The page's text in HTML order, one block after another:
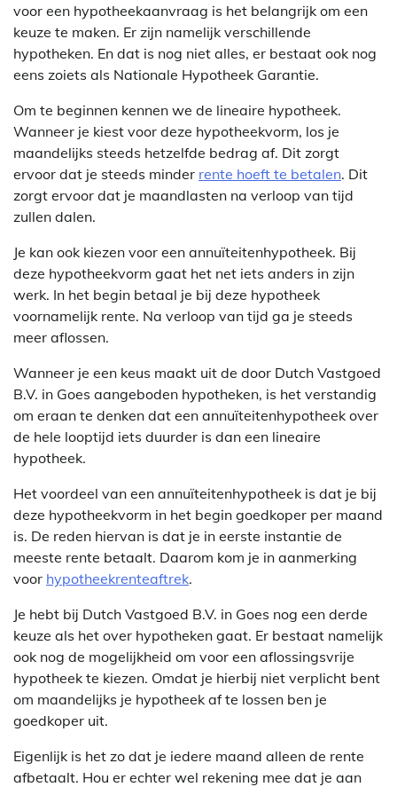
voor een hypotheekaanvraag is het belangrijk om een
keuze te maken. Er zijn namelijk verschillende
hypotheken. En dat is nog niet alles, er bestaat ook nog
eens zoiets als Nationale Hypotheek Garantie.
Om te beginnen kennen we de lineaire hypotheek.
Wanneer je kiest voor deze hypotheekvorm, los je
maandelijks steeds hetzelfde bedrag af. Dit zorgt
ervoor dat je steeds minder rente hoeft te betalen. Dit
zorgt ervoor dat je maandlasten na verloop van tijd
zullen dalen.
Je kan ook kiezen voor een annuïteitenhypotheek. Bij
deze hypotheekvorm gaat het net iets anders in zijn
werk. In het begin betaal je bij deze hypotheek
voornamelijk rente. Na verloop van tijd ga je steeds
meer aflossen.
Wanneer je een keus maakt uit de door Dutch Vastgoed
B.V. in Goes aangeboden hypotheken, is het verstandig
om eraan te denken dat een annuïteitenhypotheek over
de hele looptijd iets duurder is dan een lineaire
hypotheek.
Het voordeel van een annuïteitenhypotheek is dat je bij
deze hypotheekvorm in het begin goedkoper per maand
is. De reden hiervan is dat je in eerste instantie de
meeste rente betaalt. Daarom kom je in aanmerking
voor hypotheekrenteaftrek.
Je hebt bij Dutch Vastgoed B.V. in Goes nog een derde
keuze als het over hypotheken gaat. Er bestaat namelijk
ook nog de mogelijkheid om voor een aflossingsvrije
hypotheek te kiezen. Omdat je hierbij niet verplicht bent
om maandelijks je hypotheek af te lossen ben je
goedkoper uit.
Eigenlijk is het zo dat je iedere maand alleen de rente
afbetaalt. Hou er echter wel rekening mee dat je aan